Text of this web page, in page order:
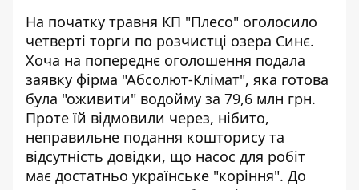
На початку травня КП "Плесо" оголосило
четверті торги по розчистці озера Синє.
Хоча на попереднє оголошення подала
заявку фірма "Абсолют-Клімат", яка готова
була "оживити" водойму за 79,6 млн грн.
Проте їй відмовили через, нібито,
неправильне подання кошторису та
відсутність довідки, що насос для робіт
має достатньо українське "коріння". До